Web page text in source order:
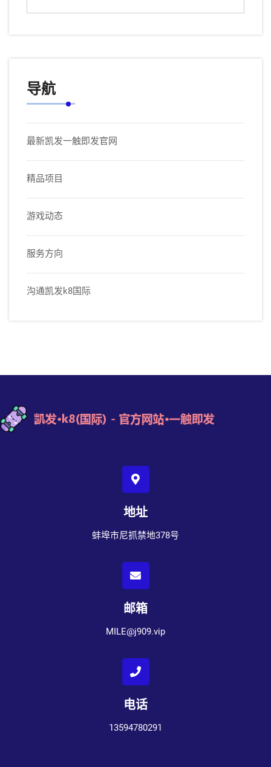
导航
最新凯发一触即发官网
精品项目
游戏动态
服务方向
沟通凯发k8国际
地址
蚌埠市尼抓禁地378号
邮箱
MILE@j909.vip
电话
13594780291